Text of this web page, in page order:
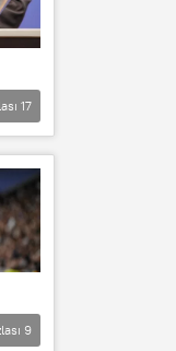
17
9